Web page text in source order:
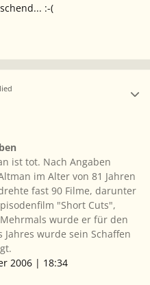
:-(
ist tot. Nach Angaben
im Alter von 81 Jahren
fast 90 Filme, darunter
"Short Cuts",
wurde er für den
wurde sein Schaffen
2006 | 18:34